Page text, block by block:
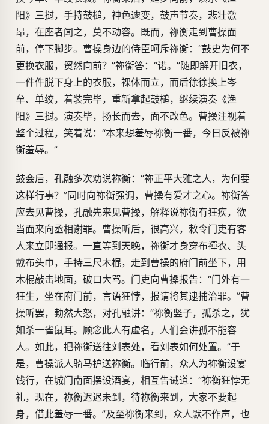
阳》三挝，手持鼓槌，神色遽变，鼓声节奏，悲壮激
昂，在座者闻之，莫不动容。既而，祢衡走到曹操面
前，停下脚步。曹操身边的侍臣呵斥祢衡：“鼓史为何不
更换衣服，贸然向前？”祢衡答：“诺。”随即解开旧衣，
一件件脱下身上的衣服，裸体而立，而后徐徐换上岑
牟、单绞，着装完毕，重新拿起鼓槌，继续演奏《渔
阳》三挝。演奏毕，扬长而去，面不改色。曹操注视着
整个过程，笑着说：“本来想羞辱祢衡一番，今日反被祢
衡羞辱。”
鼓会后，孔融多次劝说祢衡：“祢正平大雅之人，为何要
这样行事？”同时向祢衡强调，曹操有爱才之心。祢衡答
应去见曹操，孔融先来见曹操，解释说祢衡有狂疾，欲
当面来向丞相谢罪。曹操听后，很高兴，敕令门吏有客
人来立即通报。一直等到天晚，祢衡才身穿布襌衣、头
戴布头巾，手持三尺木棍，走到曹操的府门前坐下，用
木棍敲击地面，破口大骂。门吏向曹操报告：“门外有一
狂生，坐在府门前，言语狂悖，报请将其逮捕治罪。”曹
操听罢，勃然大怒，对孔融讲：“祢衡竖子，孤杀之，犹
如杀一雀鼠耳。顾念此人有虚名，人们会讲孤不能容
人。如此，把祢衡送往刘表处，看刘表如何处置。”于
是，曹操派人骑马护送祢衡。临行前，众人为祢衡设宴
饯行，在城门南面摆设酒宴，相互告诫道：“祢衡狂悖无
礼，现在，祢衡迟迟未到，待祢衡来到，大家不要起
身，借此羞辱一番。”及至祢衡来到，众人默不作声，也